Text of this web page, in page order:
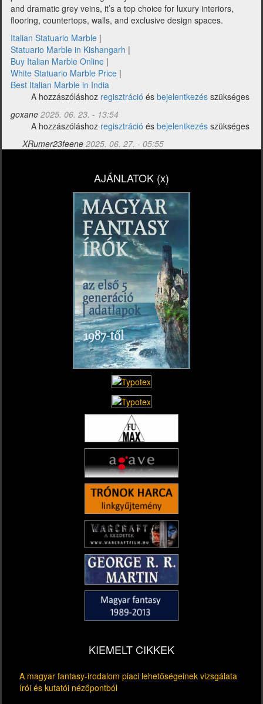
and dramatic grey veins, it’s a top choice for luxury interiors,
flooring, countertops, walls, and exclusive design spaces.
Italian Statuario Marble |
Statuario Marble in Kishangarh |
Buy Italian Marble Online |
White Statuario Marble Price |
Best Italian Marble in India
A hozzászóláshoz regisztráció és bejelentkezés szükséges
goxane 2025. 06. 23. - 13:54
A hozzászóláshoz regisztráció és bejelentkezés szükséges
XRumer23feene 2025. 06. 27. - 05:55
AJÁNLATOK (x)
KIEMELT CIKKEK
A magyar fantasy-irodalom piaci lehetőségeinek vizsgálata
írói és kutatói nézőpontból